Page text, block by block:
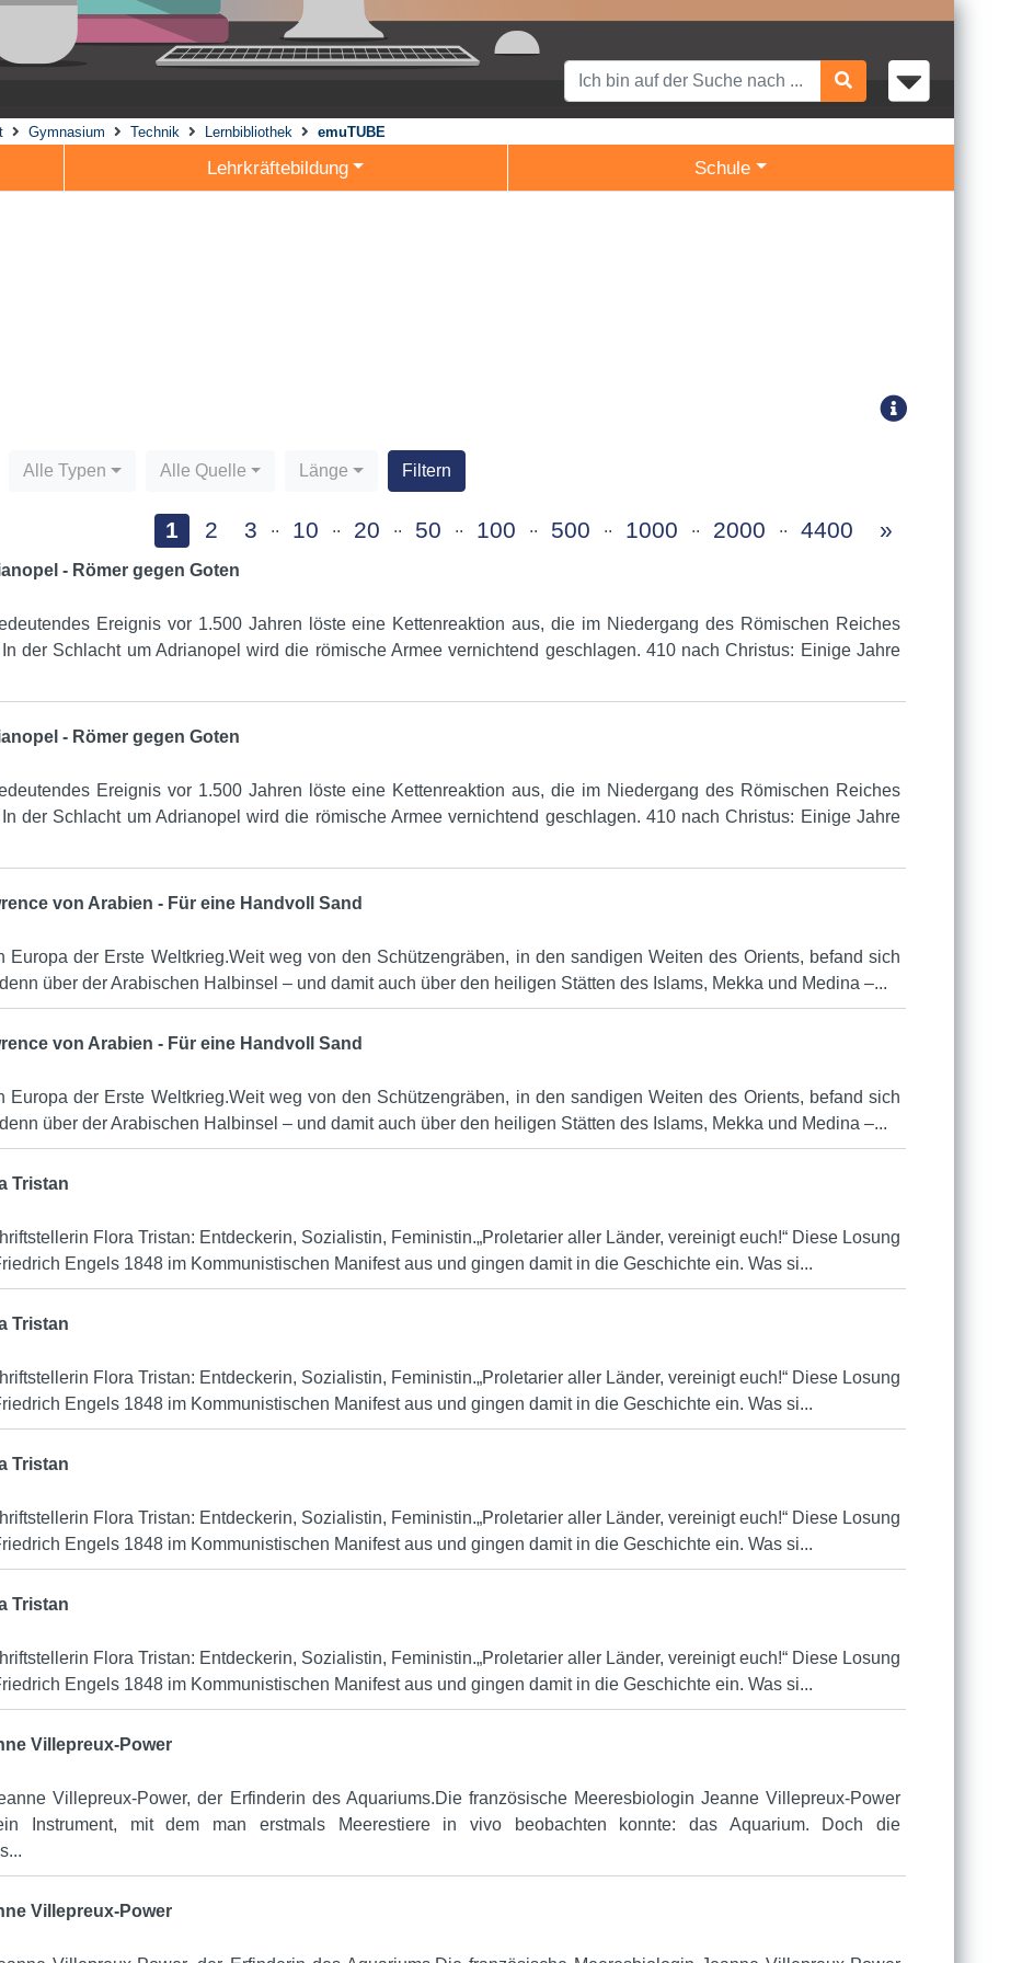
Gymnasium Technik Lernbibliothek emuTUBE
Lehrkräftebildung Schule
Alle Typen Alle Quelle Länge Filtern
1 2 3 .. 10 .. 20 .. 50 .. 100 .. 500 .. 1000 .. 2000 .. 4400 »
- Römer gegen Goten
Ereignis vor 1.500 Jahren löste eine Kettenreaktion aus, die im Niedergang des Römischen Reiches
der Schlacht um Adrianopel wird die römische Armee vernichtend geschlagen. 410 nach Christus: Einige Jahre
- Römer gegen Goten
Ereignis vor 1.500 Jahren löste eine Kettenreaktion aus, die im Niedergang des Römischen Reiches
der Schlacht um Adrianopel wird die römische Armee vernichtend geschlagen. 410 nach Christus: Einige Jahre
von Arabien - Für eine Handvoll Sand
Europa der Erste Weltkrieg.Weit weg von den Schützengräben, in den sandigen Weiten des Orients, befand sich
über der Arabischen Halbinsel – und damit auch über den heiligen Stätten des Islams, Mekka und Medina –...
von Arabien - Für eine Handvoll Sand
Europa der Erste Weltkrieg.Weit weg von den Schützengräben, in den sandigen Weiten des Orients, befand sich
über der Arabischen Halbinsel – und damit auch über den heiligen Stätten des Islams, Mekka und Medina –...
Tristan
Flora Tristan: Entdeckerin, Sozialistin, Feministin.„Proletarier aller Länder, vereinigt euch!“ Diese Losung
Engels 1848 im Kommunistischen Manifest aus und gingen damit in die Geschichte ein. Was si...
Tristan
Flora Tristan: Entdeckerin, Sozialistin, Feministin.„Proletarier aller Länder, vereinigt euch!“ Diese Losung
Engels 1848 im Kommunistischen Manifest aus und gingen damit in die Geschichte ein. Was si...
Tristan
Flora Tristan: Entdeckerin, Sozialistin, Feministin.„Proletarier aller Länder, vereinigt euch!“ Diese Losung
Engels 1848 im Kommunistischen Manifest aus und gingen damit in die Geschichte ein. Was si...
Tristan
Flora Tristan: Entdeckerin, Sozialistin, Feministin.„Proletarier aller Länder, vereinigt euch!“ Diese Losung
Engels 1848 im Kommunistischen Manifest aus und gingen damit in die Geschichte ein. Was si...
Villepreux-Power
Villepreux-Power, der Erfinderin des Aquariums.Die französische Meeresbiologin Jeanne Villepreux-Power
Instrument, mit dem man erstmals Meerestiere in vivo beobachten konnte: das Aquarium. Doch die
Villepreux-Power